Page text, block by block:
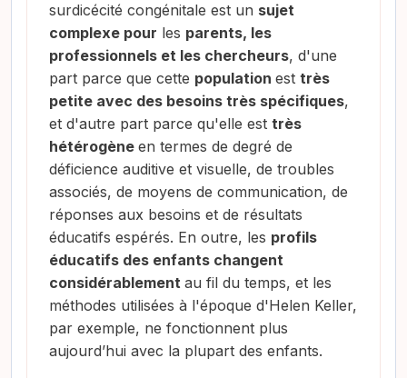
surdicécité congénitale est un sujet
complexe pour les parents, les
professionnels et les chercheurs, d'une
part parce que cette population est très
petite avec des besoins très spécifiques,
et d'autre part parce qu'elle est très
hétérogène en termes de degré de
déficience auditive et visuelle, de troubles
associés, de moyens de communication, de
réponses aux besoins et de résultats
éducatifs espérés. En outre, les profils
éducatifs des enfants changent
considérablement au fil du temps, et les
méthodes utilisées à l'époque d'Helen Keller,
par exemple, ne fonctionnent plus
aujourd’hui avec la plupart des enfants.